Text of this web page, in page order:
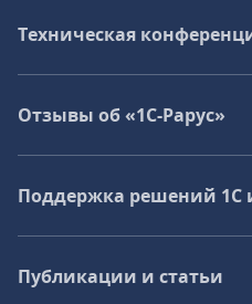
Техническая
Отзывы об «1С-Рарус»
Поддержка решений 1С
Публикации и статьи